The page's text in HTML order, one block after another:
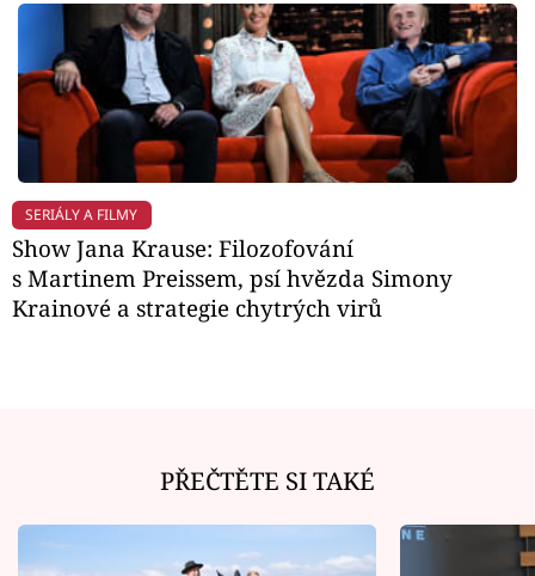
SERIÁLY A FILMY
Show Jana Krause: Filozofování
s Martinem Preissem, psí hvězda Simony
Krainové a strategie chytrých virů
PŘEČTĚTE SI TAKÉ